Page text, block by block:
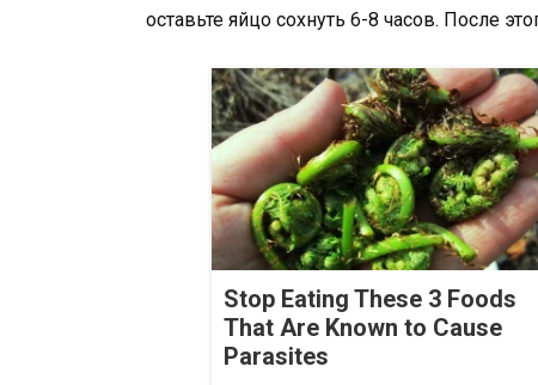
оставьте яйцо сохнуть 6-8 часов. После
Stop Eating These 3 Foods
That Are Known to Cause
Parasites